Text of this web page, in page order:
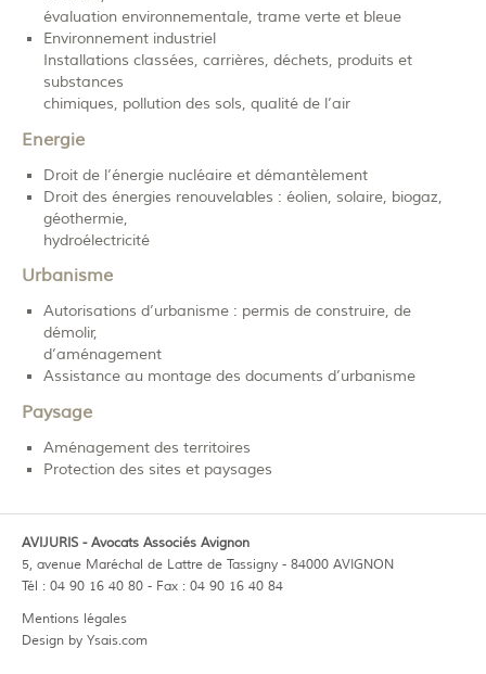
évaluation environnementale, trame verte et bleue
Environnement industriel
Installations classées, carrières, déchets, produits et
substances
chimiques, pollution des sols, qualité de l’air
Energie
Droit de l’énergie nucléaire et démantèlement
Droit des énergies renouvelables : éolien, solaire, biogaz,
géothermie,
hydroélectricité
Urbanisme
Autorisations d’urbanisme : permis de construire, de
démolir,
d’aménagement
Assistance au montage des documents d’urbanisme
Paysage
Aménagement des territoires
Protection des sites et paysages
AVIJURIS - Avocats Associés Avignon
5, avenue Maréchal de Lattre de Tassigny - 84000 AVIGNON
Tél : 04 90 16 40 80 - Fax : 04 90 16 40 84
Mentions légales
Design by Ysais.com